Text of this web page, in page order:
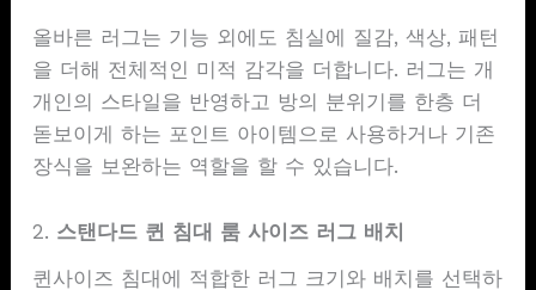
올바른 러그는 기능 외에도 침실에 질감, 색상, 패턴
을 더해 전체적인 미적 감각을 더합니다. 러그는 개
개인의 스타일을 반영하고 방의 분위기를 한층 더
돋보이게 하는 포인트 아이템으로 사용하거나 기존
장식을 보완하는 역할을 할 수 있습니다.
2. 스탠다드 퀸 침대 룸 사이즈 러그 배치
퀸사이즈 침대에 적합한 러그 크기와 배치를 선택하